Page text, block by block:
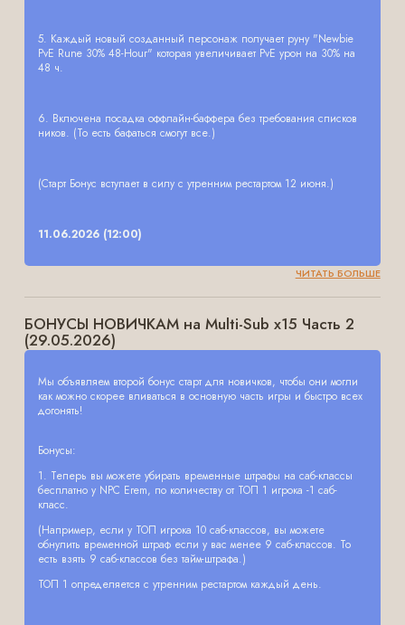
5. Каждый новый созданный персонаж получает руну "Newbie
PvE Rune 30% 48-Hour" которая увеличивает PvE урон на 30% на
48 ч.
6. Включена посадка оффлайн-баффера без требования списков
ников. (То есть бафаться смогут все.)
(Старт Бонус вступает в силу с утренним рестартом 12 июня.)
11.06.2026 (12:00)
ЧИТАТЬ БОЛЬШЕ
БОНУСЫ НОВИЧКАМ на Multi-Sub x15 Часть 2
(29.05.2026)
Мы объявляем второй бонус старт для новичков, чтобы они могли
как можно скорее вливаться в основную часть игры и быстро всех
догонять!
Бонусы:
1. Теперь вы можете убирать временные штрафы на саб-классы
бесплатно у NPC Erem, по количеству от ТОП 1 игрока -1 саб-
класс.
(Например, если у ТОП игрока 10 саб-классов, вы можете
обнулить временной штраф если у вас менее 9 саб-классов. То
есть взять 9 саб-классов без тайм-штрафа.)
ТОП 1 определяется с утренним рестартом каждый день.